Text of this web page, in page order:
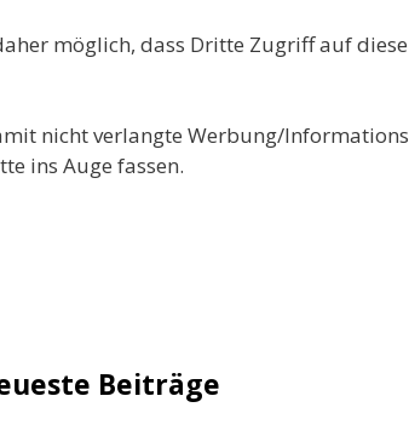
möglich, dass Dritte Zugriff auf
nicht verlangte Werbung/
ins Auge fassen.
Beiträge